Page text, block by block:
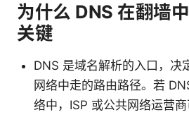
为什么 DNS 在翻墙
关键
DNS 是域名解析的入口，决
网络中走的路由路径。若
络中，ISP 或公共网络运营